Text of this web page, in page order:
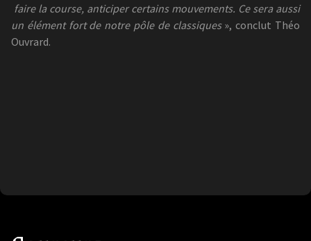
faire la course, anticiper certains mouvements. Ce sera aussi
un élément fort de notre pôle de classiques», conclut Théo
Ouvrard.